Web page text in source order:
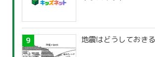
地震はどうしておき